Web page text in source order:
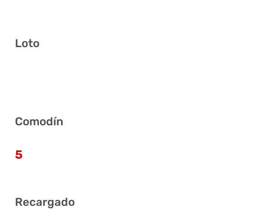
Loto
Comodín
5
Recargado